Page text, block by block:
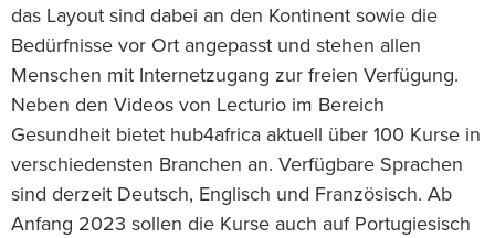
das Layout sind dabei an den Kontinent sowie die
Bedürfnisse vor Ort angepasst und stehen allen
Menschen mit Internetzugang zur freien Verfügung.
Neben den Videos von Lecturio im Bereich
Gesundheit bietet hub4africa aktuell über 100 Kurse in
verschiedensten Branchen an. Verfügbare Sprachen
sind derzeit Deutsch, Englisch und Französisch. Ab
Anfang 2023 sollen die Kurse auch auf Portugiesisch